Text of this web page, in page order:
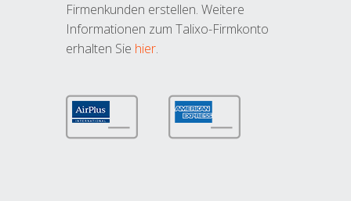
Firmenkunden erstellen. Weitere
Informationen zum Talixo-Firmkonto
erhalten Sie hier.